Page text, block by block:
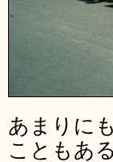
あまりに
こともあ